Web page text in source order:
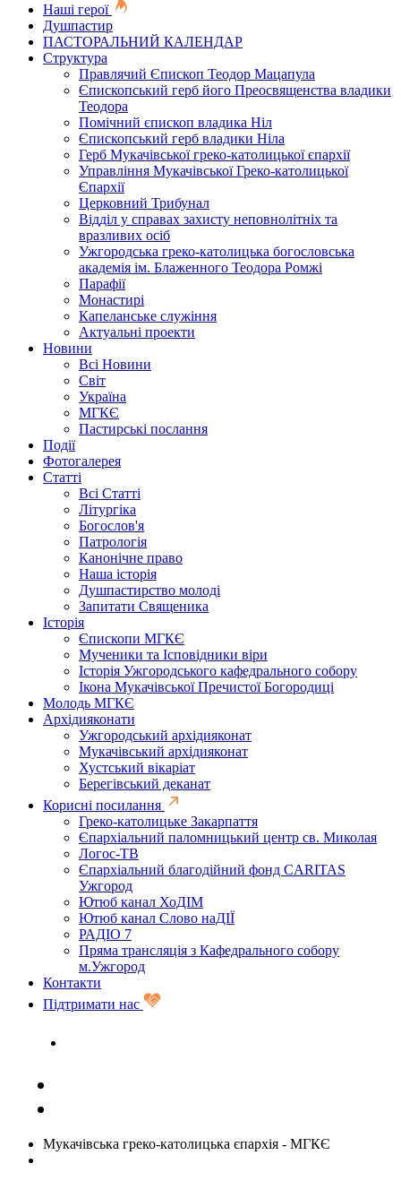
Наші герої
Душпастир
ПАСТОРАЛЬНИЙ КАЛЕНДАР
Структура
Правлячий Єпископ Теодор Мацапула
Єпископський герб його Преосвященства владики
Теодора
Помічний єпископ владика Ніл
Єпископський герб владики Ніла
Герб Мукачівської греко-католицької єпархії
Управління Мукачівської Греко-католицької
Єпархії
Церковний Трибунал
Відділ у справах захисту неповнолітніх та
вразливих осіб
Ужгородська греко-католицька богословська
академія ім. Блаженного Теодора Ромжі
Парафії
Монастирі
Капеланське служіння
Актуальні проекти
Новини
Всі Новини
Світ
Україна
МГКЄ
Пастирські послання
Події
Фотогалерея
Статті
Всі Статті
Літургіка
Богослов'я
Патрологія
Канонічне право
Наша історія
Душпастирство молоді
Запитати Священика
Історія
Єпископи МГКЄ
Мученики та Ісповідники віри
Історія Ужгородського кафедрального собору
Ікона Мукачівської Пречистої Богородиці
Молодь МГКЄ
Архідияконати
Ужгородський архідияконат
Мукачівський архідияконат
Хустський вікаріат
Берегівський деканат
Корисні посилання
Греко-католицьке Закарпаття
Єпархіальний паломницький центр св. Миколая
Логос-ТВ
Єпархіальний благодійний фонд CARITAS
Ужгород
Ютюб канал ХоДІМ
Ютюб канал Слово наДІЇ
РАДІО 7
Пряма трансляція з Кафедрального собору
м.Ужгород
Контакти
Підтримати нас
Мукачівська греко-католицька єпархія - МГКЄ